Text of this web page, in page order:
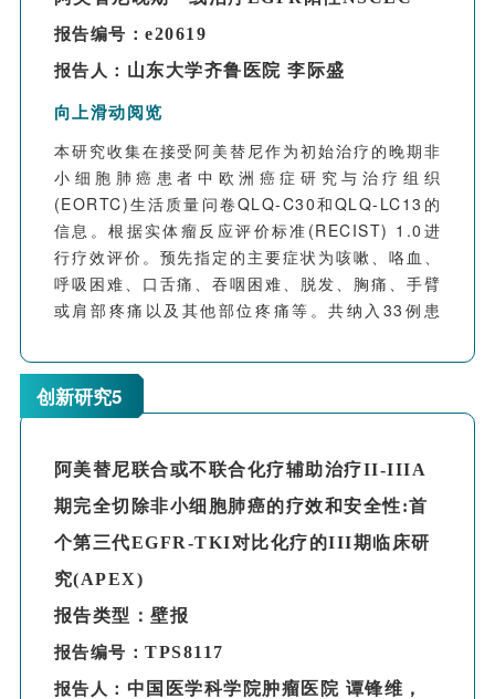
ARISE研究是一项前瞻性研究，证明阿美替尼对
毒性可控。
报告编号：e20619
报告人： 山东大学齐鲁医院 李际盛
向上滑动阅览
本研究收集在接受阿美替尼作为初始治疗的晚期非
小细胞肺癌患者中欧洲癌症研究与治疗组织
(EORTC)生活质量问卷QLQ-C30和QLQ-LC13的
信息。根据实体瘤反应评价标准(RECIST) 1.0进
行疗效评价。预先指定的主要症状为咳嗽、咯血、
呼吸困难、口舌痛、吞咽困难、脱发、胸痛、手臂
或肩部疼痛以及其他部位疼痛等。共纳入33例患
(中位：36-491天)。客观缓解率(ORR)为65.2%，
疾病控制率(DCR)为91.3%。EORTC QLQ-LC30
显示阿美替尼治疗期间一般健康状态量表和功能量
量表显示，阿美替尼治疗后咳嗽、口舌痛、胸痛、
手臂或肩部疼痛及其他部位疼痛均显著改善(P＜
0.05)。
该研究证实接受阿美替尼一线治疗的晚期非小细胞
肺癌患者总体健康状况、功能状态和主要症状较基
线明显改善。研究中的ORR和DCR与AENEAS试
验中具有可比性。
创新研究5
阿美替尼联合或不联合化疗辅助治疗II-IIIA
期完全切除非小细胞肺癌的疗效和安全性:首
个第三代EGFR-TKI对比化疗的III期临床研
究(APEX)
报告类型：壁报
报告编号：TPS8117
报告人： 中国医学科学院肿瘤医院 谭锋维，